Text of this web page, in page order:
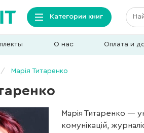
Категории книг
О нас Оплата и
Марія Титаренко
Марія Титаренко —
комунікацій,